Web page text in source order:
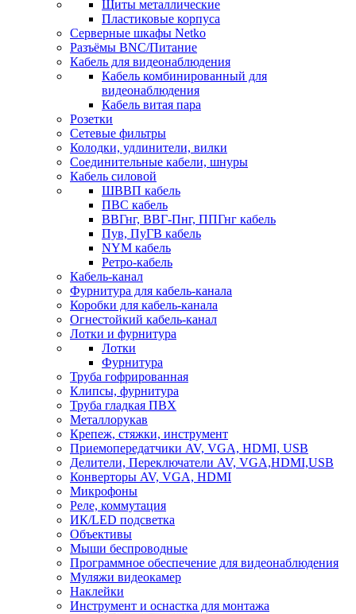
Щиты металлические
Пластиковые корпуса
Серверные шкафы Netko
Разъёмы BNC/Питание
Кабель для видеонаблюдения
Кабель комбинированный для
видеонаблюдения
Кабель витая пара
Розетки
Сетевые фильтры
Колодки, удлинители, вилки
Соединительные кабели, шнуры
Кабель силовой
ШВВП кабель
ПВС кабель
ВВГнг, ВВГ-Пнг, ППГнг кабель
Пув, ПуГВ кабель
NYM кабель
Ретро-кабель
Кабель-канал
Фурнитура для кабель-канала
Коробки для кабель-канала
Огнестойкий кабель-канал
Лотки и фурнитура
Лотки
Фурнитура
Труба гофрированная
Клипсы, фурнитура
Труба гладкая ПВХ
Металлорукав
Крепеж, стяжки, инструмент
Приемопередатчики AV, VGA, HDMI, USB
Делители, Переключатели AV, VGA,HDMI,USB
Конверторы AV, VGA, HDMI
Микрофоны
Реле, коммутация
ИК/LED подсветка
Объективы
Мыши беспроводные
Программное обеспечение для видеонаблюдения
Муляжи видеокамер
Наклейки
Инструмент и оснастка для монтажа